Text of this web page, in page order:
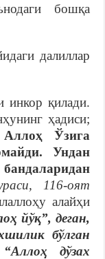
бошқа
далиллар
инкор қилади.
ҳадиси;
Аллоҳ Ўзига
Ундан
116-оят
алайҳи
йўқ”, деган,
бўлган
“Аллоҳ дўзах